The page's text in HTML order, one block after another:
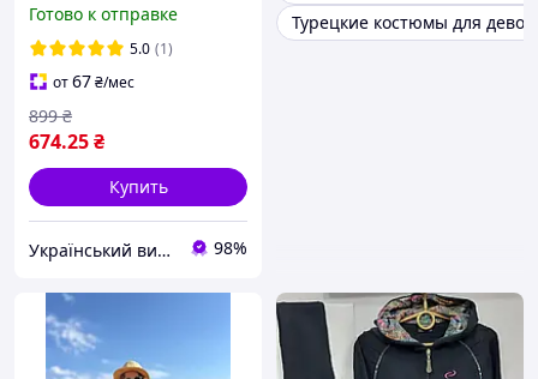
рубашка рост 128-152 см
цвет бежевый
Готово к отправке
5.0 (1)
от67₴/мес
674.25₴
899 ₴
Купить
Український виробник дитячого одягу "Arisha" 98%
Турецкие костюмы для